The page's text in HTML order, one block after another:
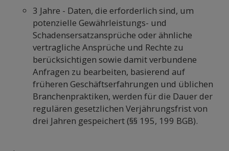
3 Jahre - Daten, die erforderlich sind, um
potenzielle Gewährleistungs- und
Schadensersatzansprüche oder ähnliche
vertragliche Ansprüche und Rechte zu
berücksichtigen sowie damit verbundene
Anfragen zu bearbeiten, basierend auf
früheren Geschäftserfahrungen und üblichen
Branchenpraktiken, werden für die Dauer der
regulären gesetzlichen Verjährungsfrist von
drei Jahren gespeichert (§§ 195, 199 BGB).
.